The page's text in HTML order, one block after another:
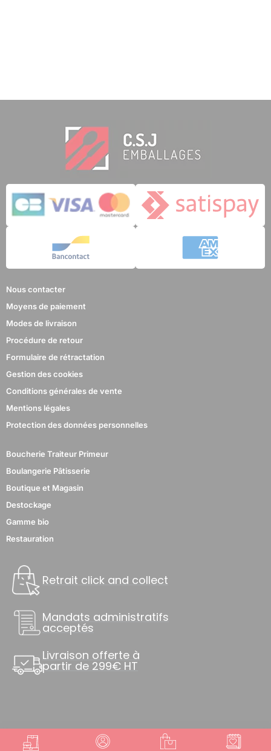
Nous contacter
Moyens de paiement
Modes de livraison
Procédure de retour
Formulaire de rétractation
Gestion des cookies
Conditions générales de vente
Mentions légales
Protection des données personnelles
Boucherie Traiteur Primeur
Boulangerie Pâtisserie
Boutique et Magasin
Destockage
Gamme bio
Restauration
Retrait click and collect
Mandats administratifs
acceptés
Livraison offerte à
partir de 299€ HT